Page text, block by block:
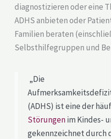
diagnostizieren oder eine
ADHS anbieten oder
Familien beraten
Selbsthilfegruppen und
„Die
(ADHS) ist eine der
Störungenim Kindes-
gekennzeichnet durch